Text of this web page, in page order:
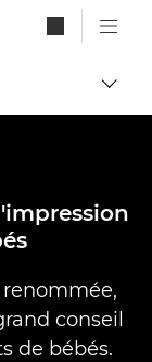
Logo, back to
conseil
de bébés.